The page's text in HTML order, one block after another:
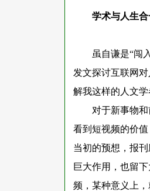
学术与人生合
虽自谦是“闯
发文探讨互联网
解我这样的人文
对于新事物
看到短视频的价值
当初的预想，报
巨大作用，也留
频，某种意义上